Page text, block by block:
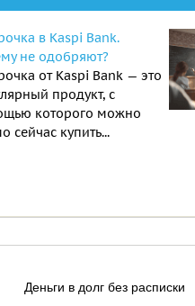
в Kaspi Bank.
не одобряют?
от Kaspi Bank — это
продукт, с
которого можно
сейчас купить...
Деньги в долг без расписки